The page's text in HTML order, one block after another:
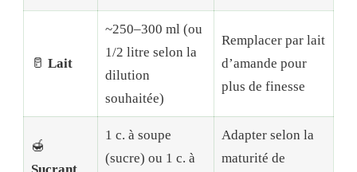
🥛 Lait
~250–300 ml (ou
1/2 litre selon la
dilution
souhaitée)
Remplacer par lait
d’amande pour
plus de finesse
🍯
1 c. à soupe
(sucre) ou 1 c. à
Adapter selon la
maturité de